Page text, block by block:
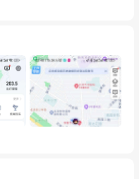
【更多工具】图